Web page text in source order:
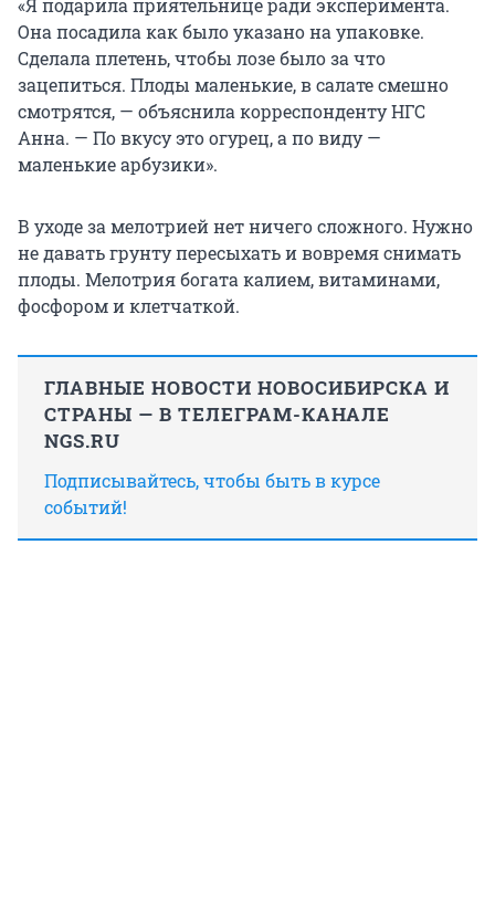
«Я подарила приятельнице ради эксперимента.
Она посадила как было указано на упаковке.
Сделала плетень, чтобы лозе было за что
зацепиться. Плоды маленькие, в салате смешно
смотрятся, — объяснила корреспонденту НГС
Анна. — По вкусу это огурец, а по виду —
маленькие арбузики».
В уходе за мелотрией нет ничего сложного. Нужно
не давать грунту пересыхать и вовремя снимать
плоды. Мелотрия богата калием, витаминами,
фосфором и клетчаткой.
ГЛАВНЫЕ НОВОСТИ НОВОСИБИРСКА И
СТРАНЫ — В ТЕЛЕГРАМ-КАНАЛЕ
NGS.RU
Подписывайтесь, чтобы быть в курсе
событий!